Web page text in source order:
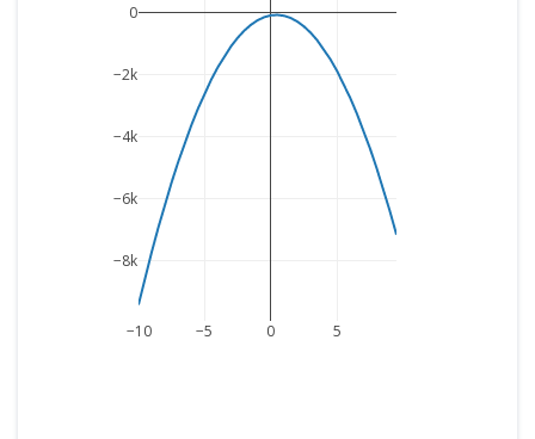
−10 −5 0 5
−8k
−6k
−4k
−2k
0